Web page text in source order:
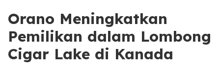
Orano Meningkatkan
Pemilikan dalam Lombong
Cigar Lake di Kanada